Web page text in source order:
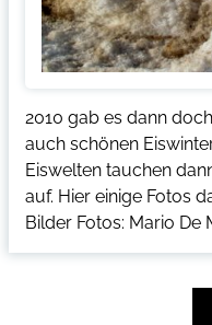
2010 gab es dann
auch schönen
Eiswelten tauchen
auf. Hier einige Fotos
Bilder Fotos: Mario De